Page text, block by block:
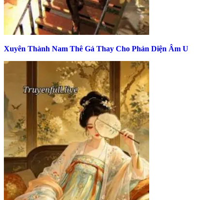
Xuyên Thành Nam Thê Gả Thay Cho Phản Diện Âm U